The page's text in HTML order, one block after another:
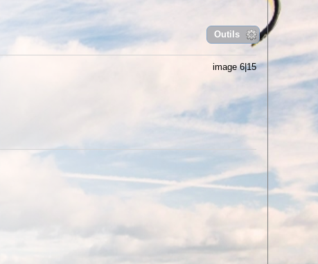
Outils
image 6|15